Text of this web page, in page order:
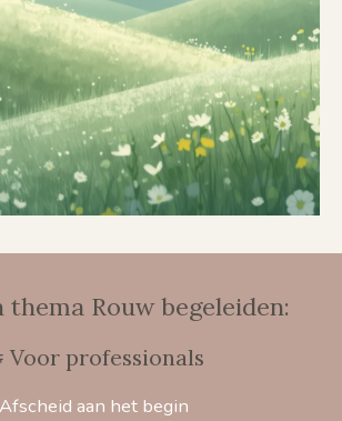
thema Rouw begeleiden:
Voor professionals
Afscheid aan het begin